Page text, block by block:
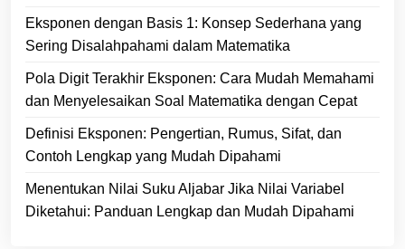
Eksponen dengan Basis 1: Konsep Sederhana yang
Sering Disalahpahami dalam Matematika
Pola Digit Terakhir Eksponen: Cara Mudah Memahami
dan Menyelesaikan Soal Matematika dengan Cepat
Definisi Eksponen: Pengertian, Rumus, Sifat, dan
Contoh Lengkap yang Mudah Dipahami
Menentukan Nilai Suku Aljabar Jika Nilai Variabel
Diketahui: Panduan Lengkap dan Mudah Dipahami